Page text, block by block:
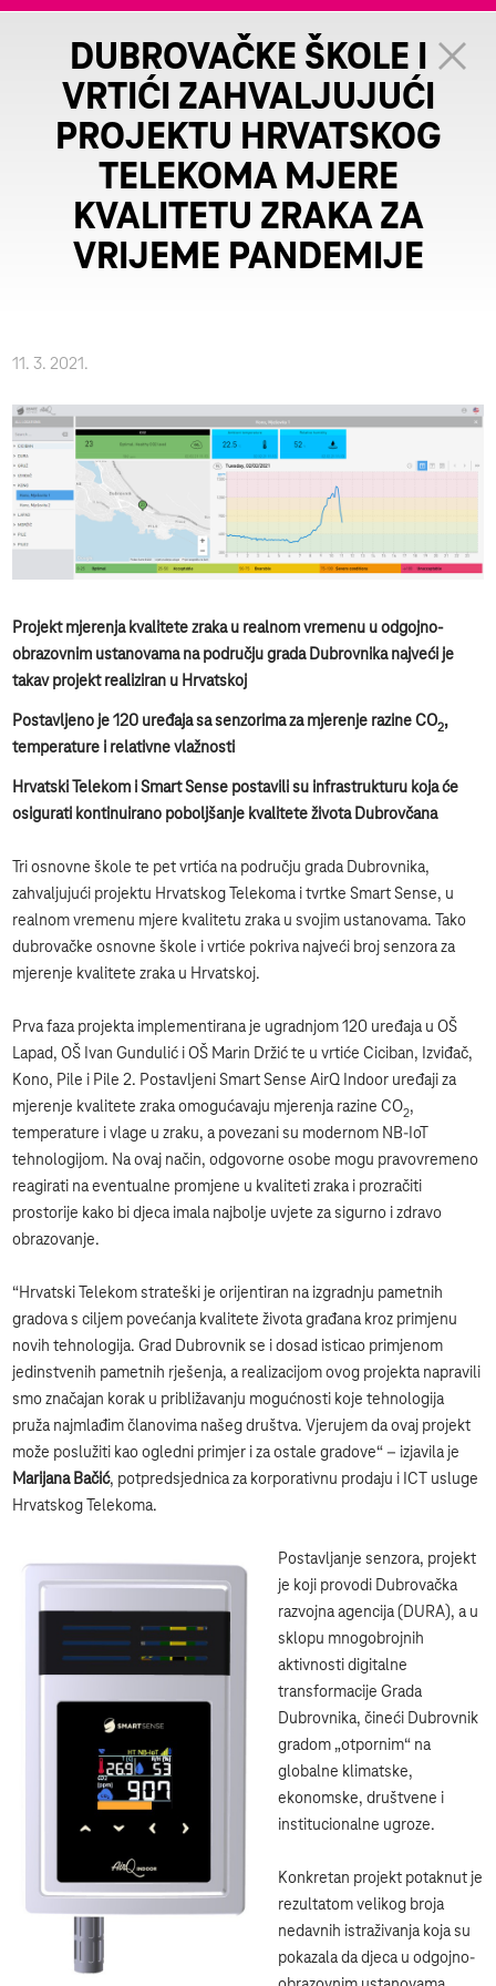
DUBROVAČKE ŠKOLE I
VRTIĆI ZAHVALJUJUĆI
PROJEKTU HRVATSKOG
TELEKOMA MJERE
KVALITETU ZRAKA ZA
VRIJEME PANDEMIJE
11. 3. 2021.
Projekt mjerenja kvalitete zraka u realnom vremenu u odgojno-
obrazovnim ustanovama na području grada Dubrovnika najveći je
takav projekt realiziran u Hrvatskoj
Postavljeno je 120 uređaja sa senzorima za mjerenje razine CO2,
temperature i relativne vlažnosti
Hrvatski Telekom i Smart Sense postavili su infrastrukturu koja će
osigurati kontinuirano poboljšanje kvalitete života Dubrovčana
Tri osnovne škole te pet vrtića na području grada Dubrovnika,
zahvaljujući projektu Hrvatskog Telekoma i tvrtke Smart Sense, u
realnom vremenu mjere kvalitetu zraka u svojim ustanovama. Tako
dubrovačke osnovne škole i vrtiće pokriva najveći broj senzora za
mjerenje kvalitete zraka u Hrvatskoj.
Prva faza projekta implementirana je ugradnjom 120 uređaja u OŠ
Lapad, OŠ Ivan Gundulić i OŠ Marin Držić te u vrtiće Ciciban, Izviđač,
Kono, Pile i Pile 2. Postavljeni Smart Sense AirQ Indoor uređaji za
mjerenje kvalitete zraka omogućavaju mjerenja razine CO2,
temperature i vlage u zraku, a povezani su modernom NB-IoT
tehnologijom. Na ovaj način, odgovorne osobe mogu pravovremeno
reagirati na eventualne promjene u kvaliteti zraka i prozračiti
prostorije kako bi djeca imala najbolje uvjete za sigurno i zdravo
obrazovanje.
“Hrvatski Telekom strateški je orijentiran na izgradnju pametnih
gradova s ciljem povećanja kvalitete života građana kroz primjenu
novih tehnologija. Grad Dubrovnik se i dosad isticao primjenom
jedinstvenih pametnih rješenja, a realizacijom ovog projekta napravili
smo značajan korak u približavanju mogućnosti koje tehnologija
pruža najmlađim članovima našeg društva. Vjerujem da ovaj projekt
može poslužiti kao ogledni primjer i za ostale gradove“ – izjavila je
Marijana Bačić, potpredsjednica za korporativnu prodaju i ICT usluge
Hrvatskog Telekoma.
Postavljanje senzora, projekt
je koji provodi Dubrovačka
razvojna agencija (DURA), a u
sklopu mnogobrojnih
aktivnosti digitalne
transformacije Grada
Dubrovnika, čineći Dubrovnik
gradom „otpornim“ na
globalne klimatske,
ekonomske, društvene i
institucionalne ugroze.
Konkretan projekt potaknut je
rezultatom velikog broja
nedavnih istraživanja koja su
pokazala da djeca u odgojno-